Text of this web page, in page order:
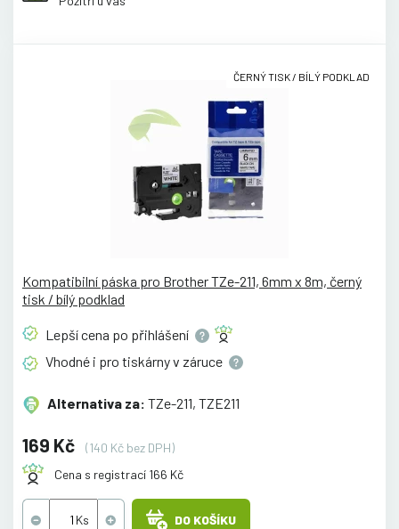
ČERNÝ TISK / BÍLÝ PODKLAD
Kompatibilní páska pro Brother TZe-211, 6mm x 8m, černý
tisk / bílý podklad
Lepší cena po přihlášení
Vhodné i pro tiskárny v záruce
Alternativa za: TZe-211, TZE211
169 Kč
(140 Kč bez DPH)
Cena s registrací 166 Kč
DO KOŠÍKU